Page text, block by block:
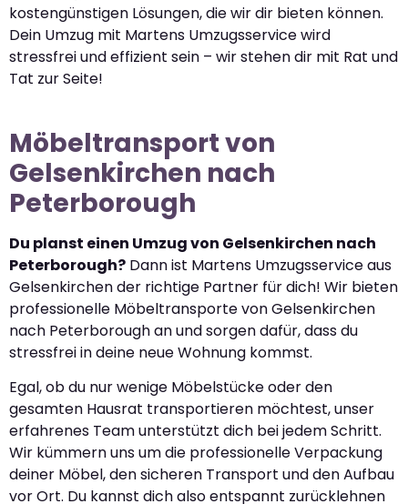
kostengünstigen Lösungen, die wir dir bieten können.
Dein Umzug mit Martens Umzugsservice wird
stressfrei und effizient sein – wir stehen dir mit Rat und
Tat zur Seite!
Möbeltransport von
Gelsenkirchen nach
Peterborough
Du planst einen Umzug von Gelsenkirchen nach
Peterborough? Dann ist Martens Umzugsservice aus
Gelsenkirchen der richtige Partner für dich! Wir bieten
professionelle Möbeltransporte von Gelsenkirchen
nach Peterborough an und sorgen dafür, dass du
stressfrei in deine neue Wohnung kommst.
Egal, ob du nur wenige Möbelstücke oder den
gesamten Hausrat transportieren möchtest, unser
erfahrenes Team unterstützt dich bei jedem Schritt.
Wir kümmern uns um die professionelle Verpackung
deiner Möbel, den sicheren Transport und den Aufbau
vor Ort. Du kannst dich also entspannt zurücklehnen